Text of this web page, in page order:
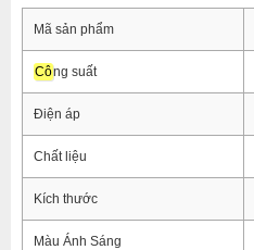
Mã sản phẩm
Công suất
Điện áp
Chất liệu
Kích thước
Màu Ánh Sáng